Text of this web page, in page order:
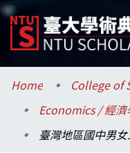
Communities &
Research Outputs
Home
Economics / 經濟